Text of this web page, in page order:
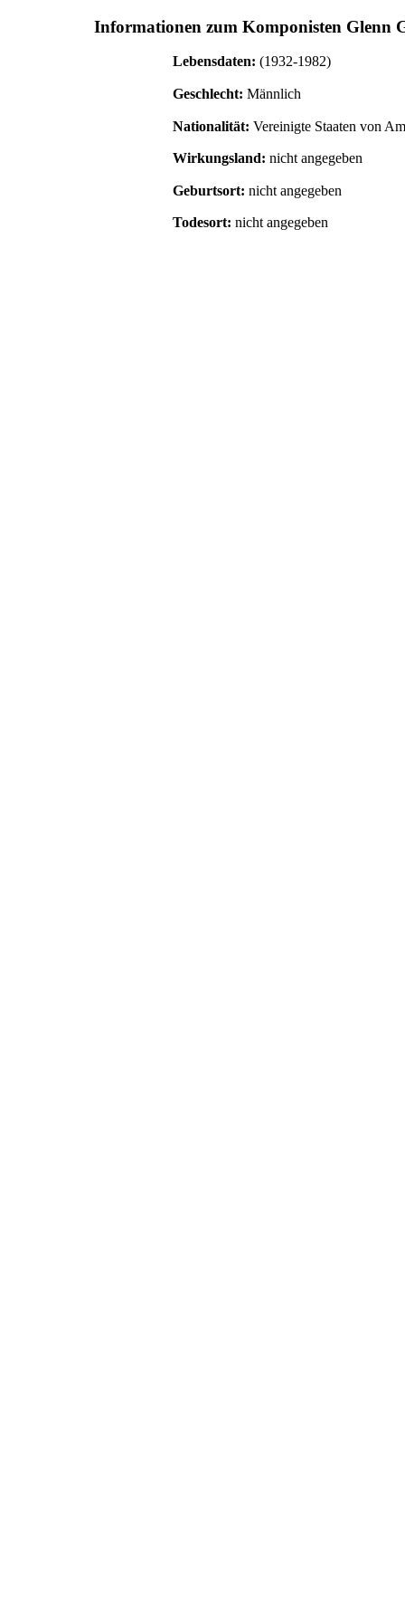
Informationen zum Komponisten Glenn
Lebensdaten: (1932-1982)
Geschlecht: Männlich
Nationalität: Vereinigte Staaten von
Wirkungsland: nicht angegeben
Geburtsort: nicht angegeben
Todesort: nicht angegeben